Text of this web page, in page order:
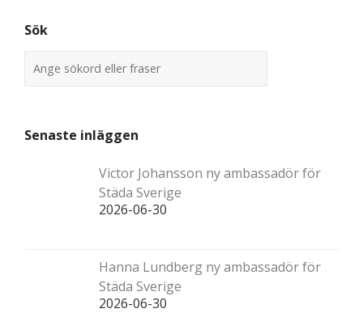
Sök
Senaste inläggen
Victor Johansson ny ambassadör för
Städa Sverige
2026-06-30
Hanna Lundberg ny ambassadör för
Städa Sverige
2026-06-30